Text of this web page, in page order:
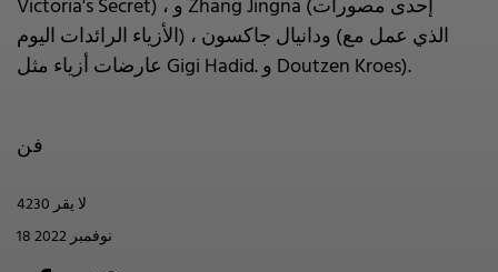
Victoria's Secret) ، و Zhang Jingna (إحدى مصورات
الأزياء الرائدات اليوم) ، ودانيال جاكسون (الذي عمل مع
عارضات أزياء مثل Gigi Hadid. و Doutzen Kroes).
فن
4230 لا يقر
18 نوفمبر 2022